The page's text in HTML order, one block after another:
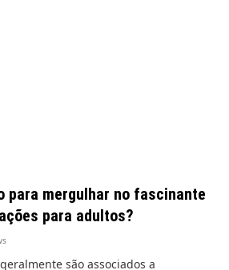
para mergulhar no fascinante
para adultos?
são associados a